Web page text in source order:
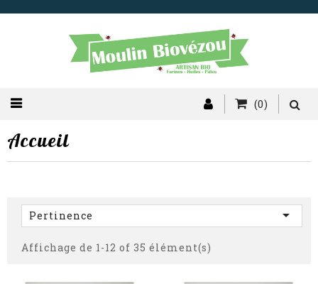
(0)
Accueil
Pertinence 
Affichage de 1-12 of 35 élément(s)